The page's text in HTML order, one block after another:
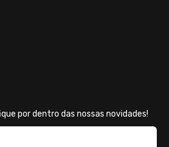
por dentro das nossas novidades!